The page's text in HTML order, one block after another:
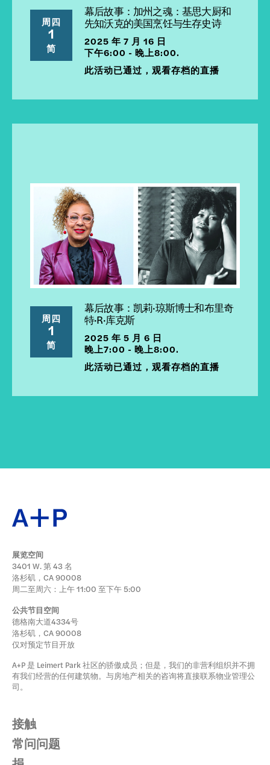
周四
1
简
幕后故事：加州之魂：基思大厨和
先知沃克的美国烹饪与生存史诗
2025 年 7 月 16 日
下午6:00 - 晚上8:00.
此活动已通过，观看存档的直播
周四
1
简
幕后故事：凯莉·琼斯博士和布里奇
特·R·库克斯
2025 年 5 月 6 日
晚上7:00 - 晚上8:00.
此活动已通过，观看存档的直播
展览空间
3401 W. 第 43 名
洛杉矶，CA 90008
周二至周六：上午 11:00 至下午 5:00
公共节目空间
德格南大道4334号
洛杉矶，CA 90008
仅对预定节目开放
A+P 是 Leimert Park 社区的骄傲成员；但是，我们的非营利组织并不拥
有我们经营的任何建筑物。与房地产相关的咨询将直接联系物业管理公
司。
接触
常问问题